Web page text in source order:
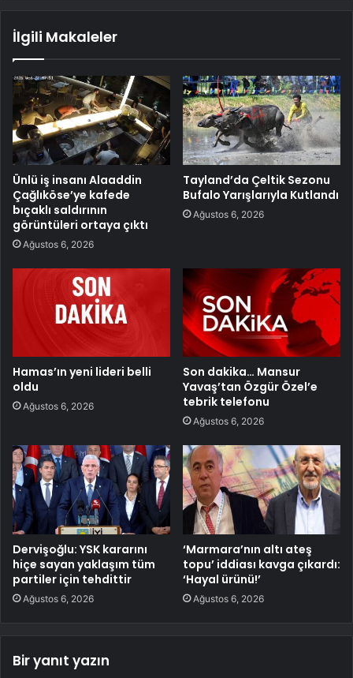
İlgili Makaleler
Ünlü iş insanı Alaaddin
Çağlıköse’ye kafede
bıçaklı saldırının
görüntüleri ortaya çıktı
Ağustos 6, 2026
Tayland’da Çeltik Sezonu
Bufalo Yarışlarıyla Kutlandı
Ağustos 6, 2026
Hamas’ın yeni lideri belli
oldu
Ağustos 6, 2026
Son dakika… Mansur
Yavaş’tan Özgür Özel’e
tebrik telefonu
Ağustos 6, 2026
Dervişoğlu: YSK kararını
hiçe sayan yaklaşım tüm
partiler için tehdittir
Ağustos 6, 2026
‘Marmara’nın altı ateş
topu’ iddiası kavga çıkardı:
‘Hayal ürünü!’
Ağustos 6, 2026
Bir yanıt yazın